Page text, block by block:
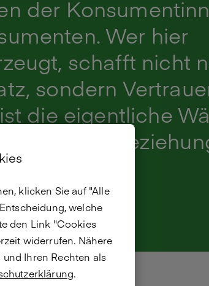
der
Wer hier
schafft nicht
sondern
die eigentliche
klicken Sie auf "Alle
welche
den Link "Cookies
widerrufen. Nähere
Ihren Rechten als
.